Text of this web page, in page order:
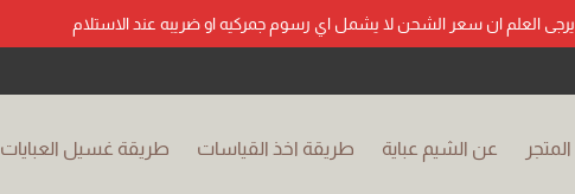
يرجى العلم ان سعر الشحن لا يشمل اي رسوم جمركيه او ضريبه عند الاستلام
المتجر عن الشيم عباية طريقة اخذ القياسات طريقة غسيل العبايات